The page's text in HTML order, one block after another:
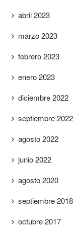
abril 2023
marzo 2023
febrero 2023
enero 2023
diciembre 2022
septiembre 2022
agosto 2022
junio 2022
agosto 2020
septiembre 2018
octubre 2017